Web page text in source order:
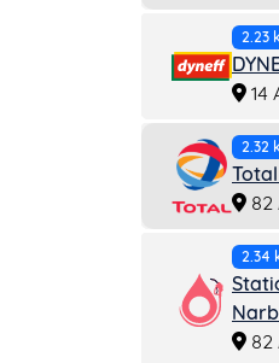
2.23
14
2.32
82
2.34
82